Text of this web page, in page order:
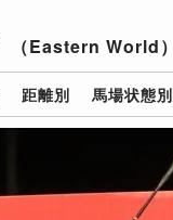
（Eastern World）
距離別 馬場状態別